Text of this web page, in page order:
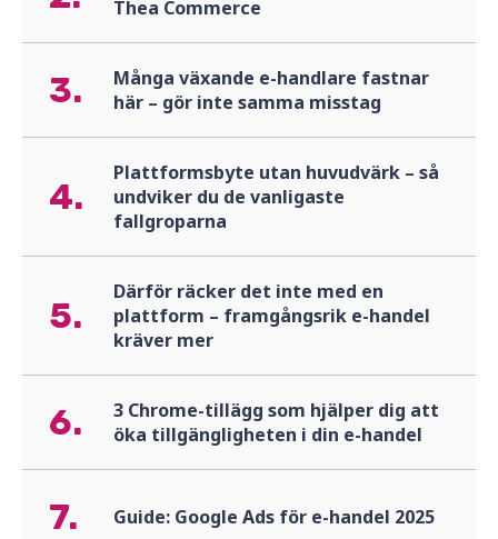
Thea Commerce
3.
Många växande e-handlare fastnar
här – gör inte samma misstag
4.
Plattformsbyte utan huvudvärk – så
undviker du de vanligaste
fallgroparna
5.
Därför räcker det inte med en
plattform – framgångsrik e-handel
kräver mer
6.
3 Chrome-tillägg som hjälper dig att
öka tillgängligheten i din e-handel
7. Guide: Google Ads för e-handel 2025